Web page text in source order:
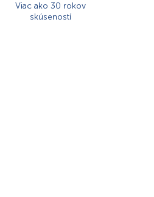
Viac ako 30 rokov
skúseností